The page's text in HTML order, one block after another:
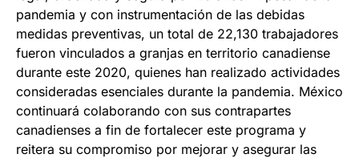
pandemia y con instrumentación de las debidas
medidas preventivas, un total de 22,130 trabajadores
fueron vinculados a granjas en territorio canadiense
durante este 2020, quienes han realizado actividades
consideradas esenciales durante la pandemia. México
continuará colaborando con sus contrapartes
canadienses a fin de fortalecer este programa y
reitera su compromiso por mejorar y asegurar las